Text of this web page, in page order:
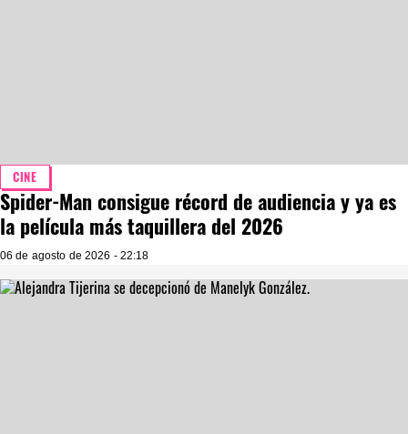
CINE
Spider-Man consigue récord de audiencia y ya es
la película más taquillera del 2026
06 de agosto de 2026 - 22:18